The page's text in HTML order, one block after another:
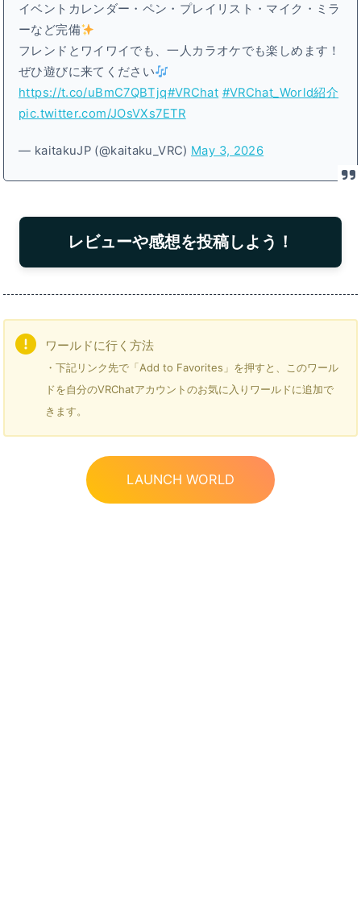
イベントカレンダー・ペン・プレイリスト・マイク・ミラ
ーなど完備
フレンドとワイワイでも、一人カラオケでも楽しめます！
ぜひ遊びに来てください
https://t.co/uBmC7QBTjq#VRChat #VRChat_World紹介
pic.twitter.com/JOsVXs7ETR
— kaitakuJP (@kaitaku_VRC) May 3, 2026
レビューや感想を投稿しよう！
ワールドに行く方法
・下記リンク先で「Add to Favorites」を押すと、このワール
ドを自分のVRChatアカウントのお気に入りワールドに追加で
きます。
LAUNCH WORLD